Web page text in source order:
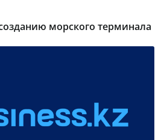
морского терминала